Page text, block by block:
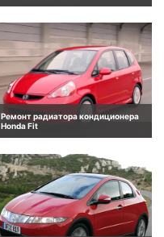
Ремонт радиатора кондиционера
Honda Fit